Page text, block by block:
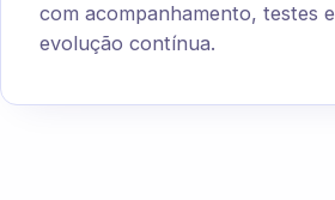
com acompanhamento, testes e
evolução contínua.